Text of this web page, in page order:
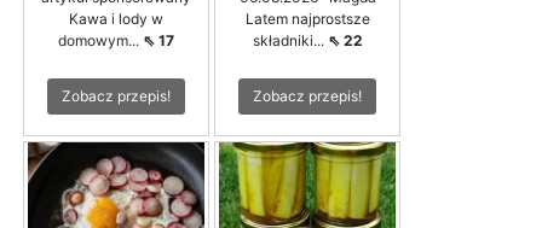
Kawa i lody w
domowym... ⇖ 17
Zobacz przepis!
Latem najprostsze
składniki... ⇖ 22
Zobacz przepis!